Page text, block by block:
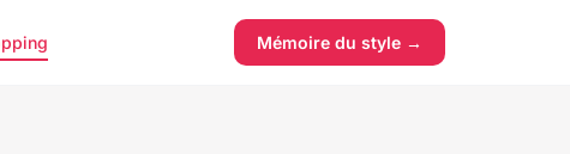
Mémoire du style →